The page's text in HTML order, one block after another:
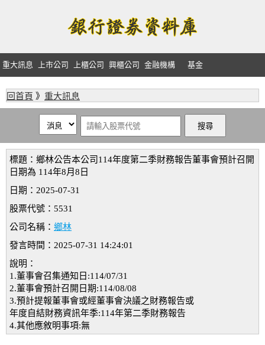
重大訊息 上市公司 上櫃公司 興櫃公司 金融機構 基金
回首頁 》 重大訊息
標題：鄉林公告本公司114年度第二季財務報告董事會預計召開
日期為 114年8月8日
日期：2025-07-31
股票代號：5531
公司名稱： 鄉林
發言時間：2025-07-31 14:24:01
說明：
1.董事會召集通知日:114/07/31
2.董事會預計召開日期:114/08/08
3.預計提報董事會或經董事會決議之財務報告或
年度自結財務資訊年季:114年第二季財務報告
4.其他應敘明事項:無